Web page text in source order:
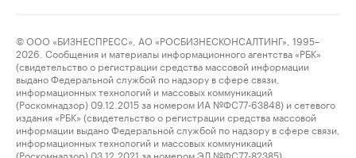
© ООО «БИЗНЕСПРЕСС», АО «РОСБИЗНЕСКОНСАЛТИНГ», 1995–
2026. Сообщения и материалы информационного агентства «РБК»
(свидетельство о регистрации средства массовой информации
выдано Федеральной службой по надзору в сфере связи,
информационных технологий и массовых коммуникаций
(Роскомнадзор) 09.12.2015 за номером ИА №ФС77-63848) и сетевого
издания «РБК» (свидетельство о регистрации средства массовой
информации выдано Федеральной службой по надзору в сфере связи,
информационных технологий и массовых коммуникаций
(Роскомнадзор) 03.12.2021 за номером ЭЛ №ФС77-82385)